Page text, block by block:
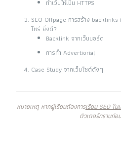
ทำเว็บให้เป็น HTTPS
SEO Offpage การสร้าง backlinks
ไหร่ ยิ่งดี?
Backlink จากเว็บบอร์ด
การทำ Advertiorial
Case Study จากเว็บไซต์ดังๆ
หมายเหตุ หากผู้เรียนต้องการเรียน SEO ใน
ติวเตอร์ทราบก่อ